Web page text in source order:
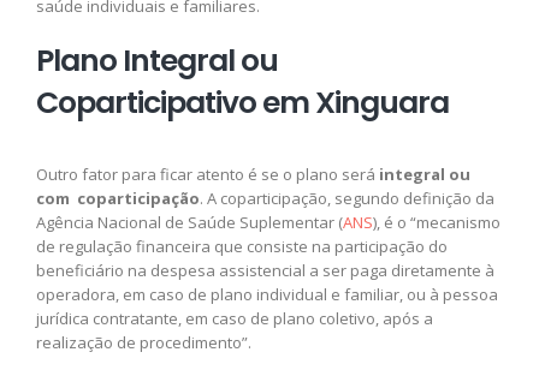
saúde individuais e familiares.
Plano Integral ou
Coparticipativo em Xinguara
Outro fator para ficar atento é se o plano será integral ou
com coparticipação. A coparticipação, segundo definição da
Agência Nacional de Saúde Suplementar (ANS), é o “mecanismo
de regulação financeira que consiste na participação do
beneficiário na despesa assistencial a ser paga diretamente à
operadora, em caso de plano individual e familiar, ou à pessoa
jurídica contratante, em caso de plano coletivo, após a
realização de procedimento”.